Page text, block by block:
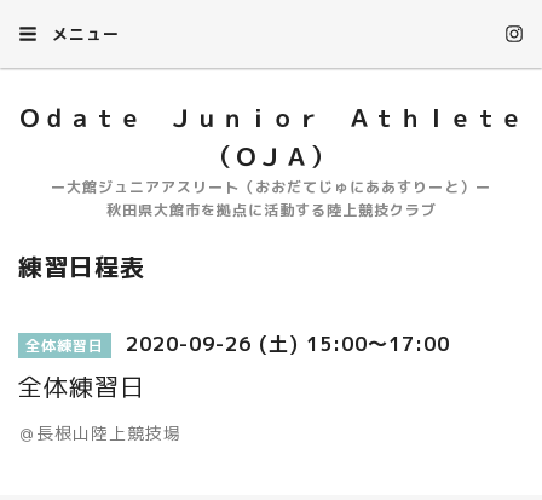
メニュー
Ｏｄａｔｅ Ｊｕｎｉｏｒ Ａｔｈｌｅｔｅ
（ＯＪＡ）
ー大館ジュニアアスリート（おおだてじゅにああすりーと）ー
秋田県大館市を拠点に活動する陸上競技クラブ
練習日程表
全体練習日 2020-09-26 (土) 15:00～17:00
全体練習日
＠長根山陸上競技場